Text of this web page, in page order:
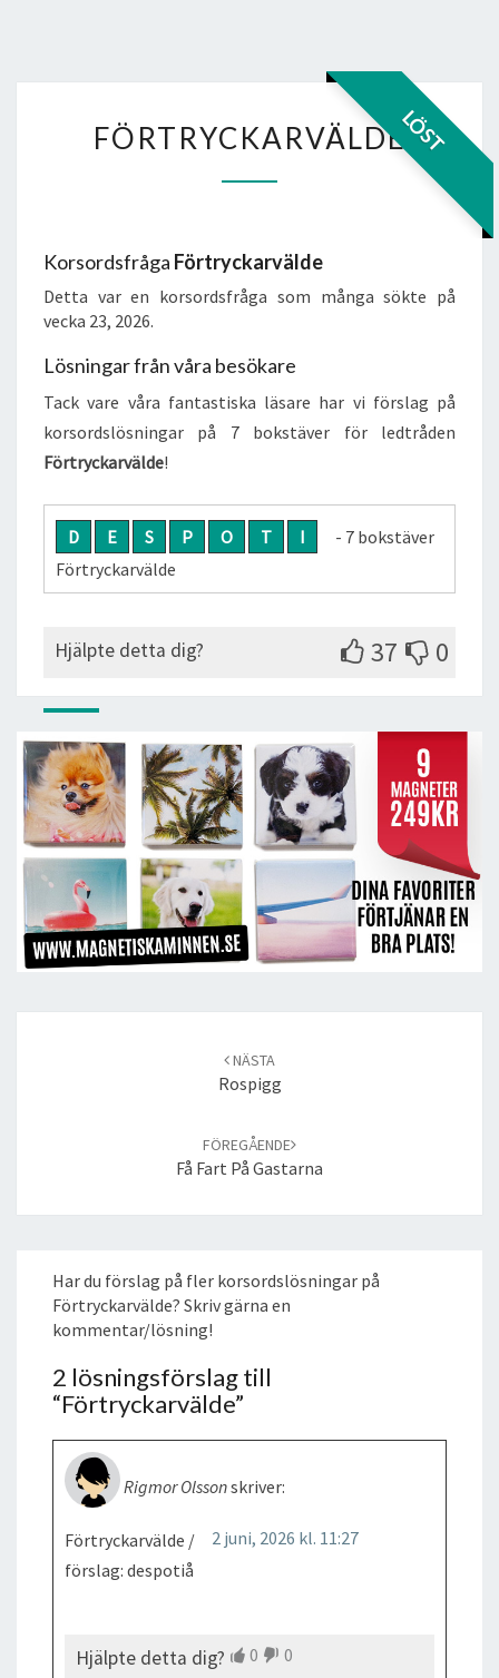
LÖST
FÖRTRYCKARVÄLDE
FÖRTRYCKARVÄLDE
Korsordsfråga Förtryckarvälde
Detta var en korsordsfråga som många sökte på
vecka 23, 2026.
Lösningar från våra besökare
Tack vare våra fantastiska läsare har vi förslag på
korsordslösningar på 7 bokstäver för ledtråden
Förtryckarvälde!
D E S P O T I
- 7 bokstäver
Förtryckarvälde
Hjälpte detta dig? 37 0
NÄSTA
Rospigg
FÖREGÅENDE
Få Fart På Gastarna
Har du förslag på fler korsordslösningar på
Förtryckarvälde? Skriv gärna en
kommentar/lösning!
2 lösningsförslag till
“Förtryckarvälde”
Rigmor Olssonskriver:
2 juni, 2026 kl. 11:27
Förtryckarvälde /
förslag: despotiå
Hjälpte detta dig? 0
0